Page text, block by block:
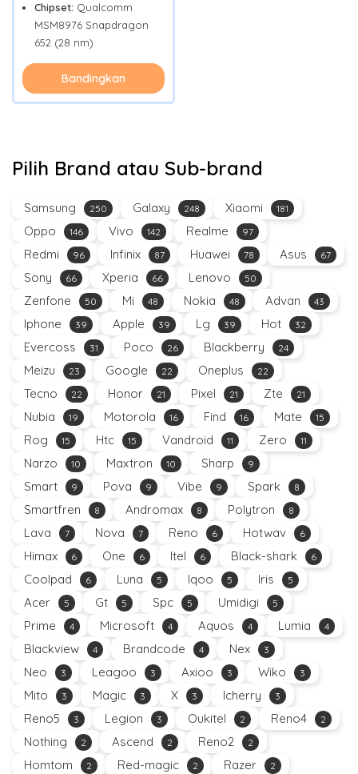
Chipset: Qualcomm
MSM8976 Snapdragon
652 (28 nm)
Bandingkan
Pilih Brand atau Sub-brand
Samsung 250 Galaxy 248 Xiaomi 181
Oppo 146 Vivo 142 Realme 97
Redmi 96 Infinix 87 Huawei 78 Asus 67
Sony 66 Xperia 66 Lenovo 50
Zenfone 50 Mi 48 Nokia 48 Advan 43
Iphone 39 Apple 39 Lg 39 Hot 32
Evercoss 31 Poco 26 Blackberry 24
Meizu 23 Google 22 Oneplus 22
Tecno 22 Honor 21 Pixel 21 Zte 21
Nubia 19 Motorola 16 Find 16 Mate 15
Rog 15 Htc 15 Vandroid 11 Zero 11
Narzo 10 Maxtron 10 Sharp 9
Smart 9 Pova 9 Vibe 9 Spark 8
Smartfren 8 Andromax 8 Polytron 8
Lava 7 Nova 7 Reno 6 Hotwav 6
Himax 6 One 6 Itel 6 Black-shark 6
Coolpad 6 Luna 5 Iqoo 5 Iris 5
Acer 5 Gt 5 Spc 5 Umidigi 5
Prime 4 Microsoft 4 Aquos 4 Lumia 4
Blackview 4 Brandcode 4 Nex 3
Neo 3 Leagoo 3 Axioo 3 Wiko 3
Mito 3 Magic 3 X 3 Icherry 3
Reno5 3 Legion 3 Oukitel 2 Reno4 2
Nothing 2 Ascend 2 Reno2 2
Homtom 2 Red-magic 2 Razer 2